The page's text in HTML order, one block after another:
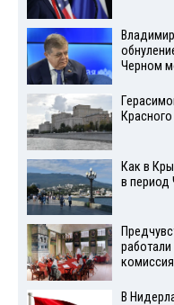
Черном
Как в
в период
В